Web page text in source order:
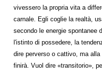
vivessero la propria vita a
carnale. Egli coglie la realtà,
secondo le energie spontanee
l'istinto di possedere, la
dire perverso o cattivo, ma
finirà. Vuol dire «transitorio»,